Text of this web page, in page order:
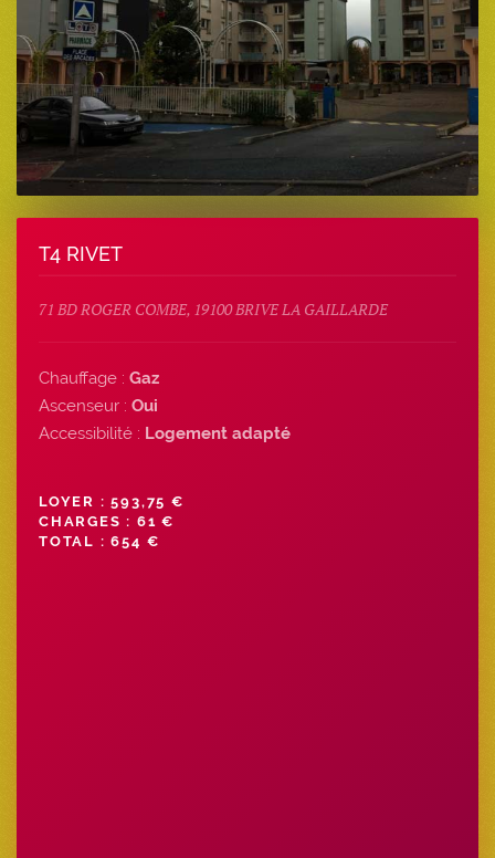
T4 RIVET
71 BD ROGER COMBE, 19100 BRIVE LA GAILLARDE
Chauffage : Gaz
Ascenseur : Oui
Accessibilité : Logement adapté
LOYER : 593,75 €
CHARGES : 61 €
TOTAL : 654 €